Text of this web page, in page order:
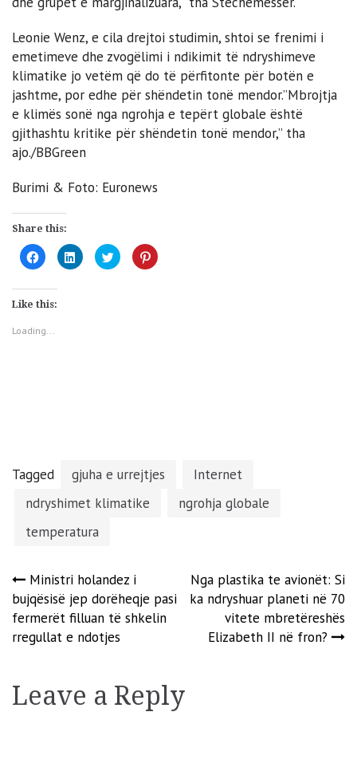
Leonie Wenz, e cila drejtoi studimin, shtoi se frenimi i
emetimeve dhe zvogëlimi i ndikimit të ndryshimeve
klimatike jo vetëm që do të përfitonte për botën e
jashtme, por edhe për shëndetin tonë mendor.”Mbrojtja
e klimës sonë nga ngrohja e tepërt globale është
gjithashtu kritike për shëndetin tonë mendor,” tha
ajo./BBGreen
Burimi & Foto: Euronews
Share this:
Click
to
share
Facebook
(Opens
in
window)
Click
to
share
Click
to
share
Click
to
Like this:
Loading...
Tagged gjuha e urrejtjes
Internet
ndryshimet klimatike
ngrohja globale
temperatura
Post
navigation
Ministri holandez i
bujqësisë jep dorëheqje pasi
fermerët filluan të shkelin
rregullat e ndotjes
Nga plastika te avionët: Si
ka ndryshuar planeti në 70
vitete mbretëreshës
Elizabeth II në fron?
Leave a Reply